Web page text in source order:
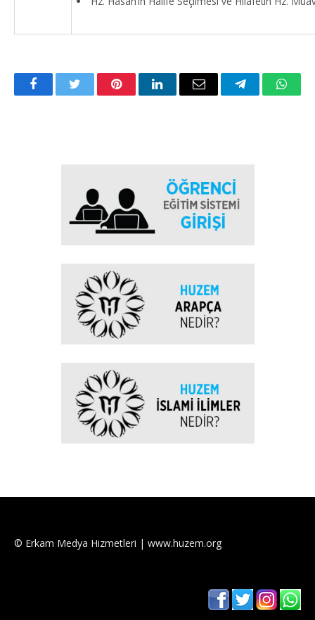
FacebookTwitter PinterestLinkedInEmail Telegram
© Erkam Medya Hizmetleri | www.huzem.org